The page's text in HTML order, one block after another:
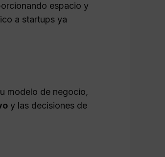
espacio y
a startups ya
modelo de negocio,
y las decisiones de